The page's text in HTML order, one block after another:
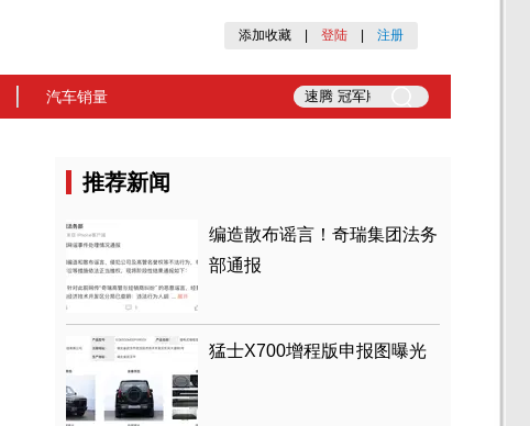
添加收藏 登陆 注册
汽车销量
推荐新闻
编造散布谣言！奇瑞集团法务
部通报
猛士X700增程版申报图曝光